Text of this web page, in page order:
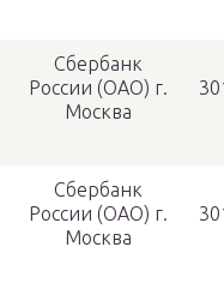
Сбербанк
России (ОАО) г.
Москва
Сбербанк
России (ОАО) г.
Москва